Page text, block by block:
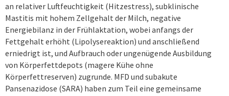
an relativer Luftfeuchtigkeit (Hitzestress), subklinische
Mastitis mit hohem Zellgehalt der Milch, negative
Energiebilanz in der Frühlaktation, wobei anfangs der
Fettgehalt erhöht (Lipolysereaktion) und anschließend
erniedrigt ist, und Aufbrauch oder ungenügende Ausbildung
von Körperfettdepots (magere Kühe ohne
Körperfettreserven) zugrunde. MFD und subakute
Pansenazidose (SARA) haben zum Teil eine gemeinsame